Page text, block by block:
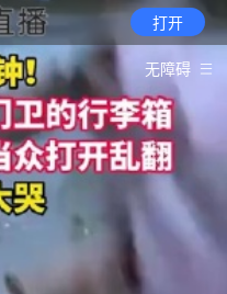
打开
无障碍